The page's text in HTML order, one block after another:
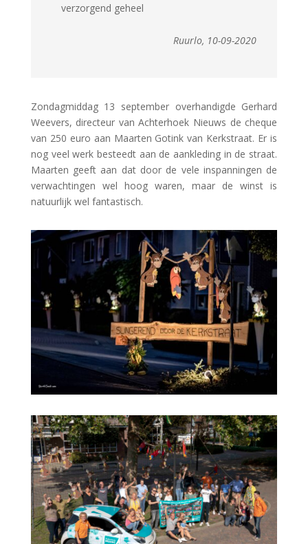
verzorgend geheel
Ruurlo, 10-09-2020
Zondagmiddag 13 september overhandigde Gerhard
Weevers, directeur van Achterhoek Nieuws de cheque
van 250 euro aan Maarten Gotink van Kerkstraat. Er is
nog veel werk besteedt aan de aankleding in de straat.
Maarten geeft aan dat door de vele inspanningen de
verwachtingen wel hoog waren, maar de winst is
natuurlijk wel fantastisch.